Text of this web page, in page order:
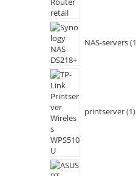
NAS-servers 1
printserver 1